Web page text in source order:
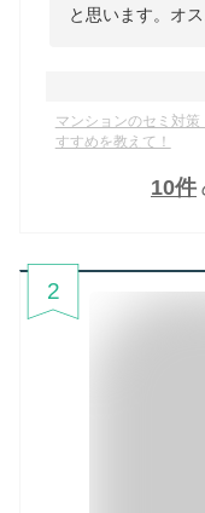
と思います。オス
マンションのセミ対
すすめを教えて！
10件
2